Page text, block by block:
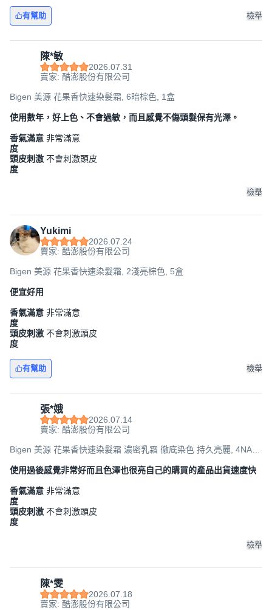
有幫助 檢舉
陳*敏
2026.07.31
賣家: 酷澎股份有限公司
Bigen 美源 花果香快速染髮霜, 6暗棕色, 1盒
使用數年，好上色、不會過敏，而且感覺不傷頭髮保有光澤。
香氣滿意
度
非常滿意
頭皮刺激
度
不會刺激頭皮
檢舉
Yukimi
2026.07.24
賣家: 酷澎股份有限公司
Bigen 美源 花果香快速染髮霜, 2淺亮棕色, 5盒
便宜好用
香氣滿意
度
非常滿意
頭皮刺激
度
不會刺激頭皮
有幫助 檢舉
張*娥
2026.07.14
賣家: 酷澎股份有限公司
Bigen 美源 花果香快速染髮霜 濃密乳霜 徹底染色 持久亮麗, 4NA自
使用過後感覺非常好而且色澤也很亮自己的購買的產品出貨速度快
香氣滿意
度
非常滿意
頭皮刺激
度
不會刺激頭皮
檢舉
陳*雯
2026.07.18
賣家: 酷澎股份有限公司